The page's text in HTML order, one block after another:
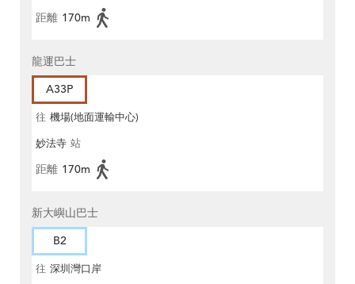
距離 170m
龍運巴士
A33P
往 機場(地面運輸中心)
妙法寺 站
距離 170m
新大嶼山巴士
B2
往 深圳灣口岸